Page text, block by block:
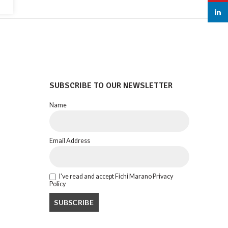
SUBSCRIBE TO OUR NEWSLETTER
Name
Email Address
I've read and accept Fichi Marano Privacy
Policy